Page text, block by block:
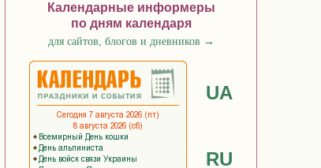
Календарные информеры
по дням календаря
для сайтов, блогов и дневников →
UA
RU